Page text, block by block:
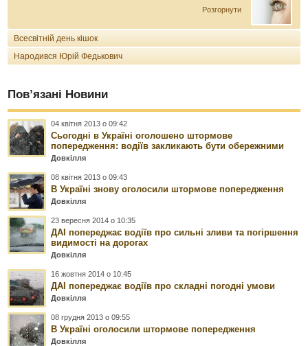
Розгорнути
Всесвітній день кішок
Народився Юрій Федькович
Пов’язані Новини
04 квітня 2013 о 09:42
Сьогодні в Україні оголошено штормове
попередження: водіїв закликають бути обережними
Довкілля
08 квітня 2013 о 09:43
В Україні знову оголосили штормове попередження
Довкілля
23 вересня 2014 о 10:35
ДАІ попереджає водіїв про сильні зливи та погіршення
видимості на дорогах
Довкілля
16 жовтня 2014 о 10:45
ДАІ попереджає водіїв про складні погодні умови
Довкілля
08 грудня 2013 о 09:55
В Україні оголосили штормове попередження
Довкілля